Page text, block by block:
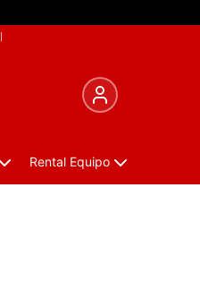
Rental Equipo